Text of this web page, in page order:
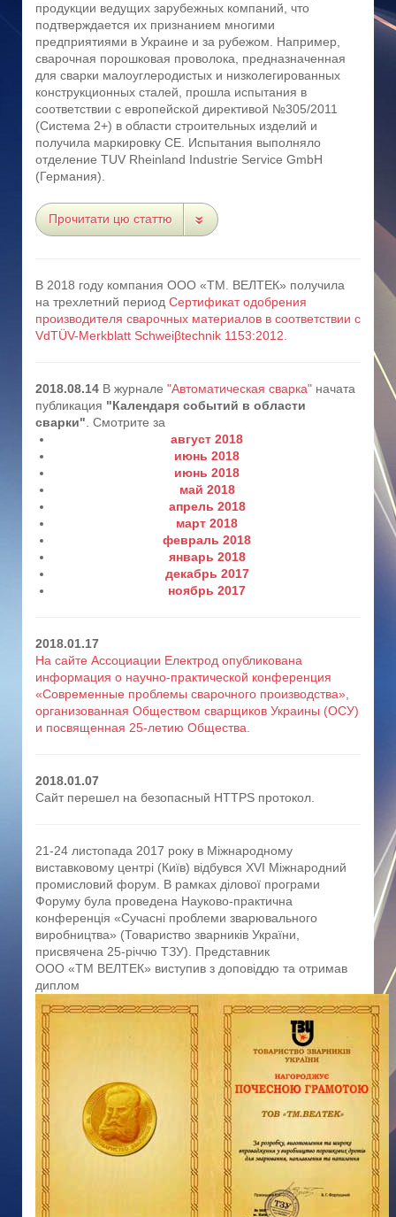
продукции ведущих зарубежных компаний, что
подтверждается их признанием многими
предприятиями в Украине и за рубежом. Например,
сварочная порошковая проволока, предназначенная
для сварки малоуглеродистых и низколегированных
конструкционных сталей, прошла испытания в
соответствии с европейской директивой №305/2011
(Система 2+) в области строительных изделий и
получила маркировку СЕ. Испытания выполняло
отделение TUV Rheinland Industrie Service GmbH
(Германия).
Прочитати цю статтю
В 2018 году компания ООО «ТМ. ВЕЛТЕК» получила
на трехлетний период Сертификат одобрения
производителя сварочных материалов в соответствии с
VdTÜV-Merkblatt Schweiβtechnik 1153:2012.
2018.08.14 В журнале "Автоматическая сварка" начата
публикация "Календаря событий в области
сварки" . Смотрите за
август 2018
июнь 2018
июнь 2018
май 2018
апрель 2018
март 2018
февраль 2018
январь 2018
декабрь 2017
ноябрь 2017
2018.01.17
На сайте Ассоциации Електрод опубликована
информация о научно-практической конференция
«Современные проблемы сварочного производства»,
организованная Обществом сварщиков Украины (ОСУ)
и посвященная 25-летию Общества
2018.01.07
Сайт перешел на безопасный HTTPS протокол.
21-24 листопада 2017 року в Міжнародному
виставковому центрі (Київ) відбувся XVI Міжнародний
промисловий форум. В рамках ділової програми
Форуму була проведена Науково-практична
конференція «Сучасні проблеми зварювального
виробництва» (Товариство зварників України,
присвячена 25-річчю ТЗУ). Представник
ООО «ТМ ВЕЛТЕК» виступив з доповіддю та отримав
диплом